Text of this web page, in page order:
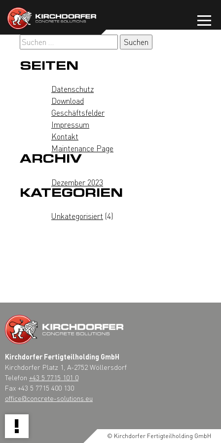
Inhalt
springen
Suchen
nach:
SEITEN
Datenschutz
Download
Geschäftsfelder
Impressum
Kontakt
Maintenance Page
ARCHIV
Dezember 2023
KATEGORIEN
Unkategorisiert (4)
Kirchdorfer Fertigteilholding GmbH
Kirchdorfer Platz 1, A-2752 Wöllersdorf
Telefon +43 5 7715 101 0
Fax +43 5 7715 400 130
office@concrete-solutions.eu
© Kirchdorfer Fertigteilholding GmbH
!